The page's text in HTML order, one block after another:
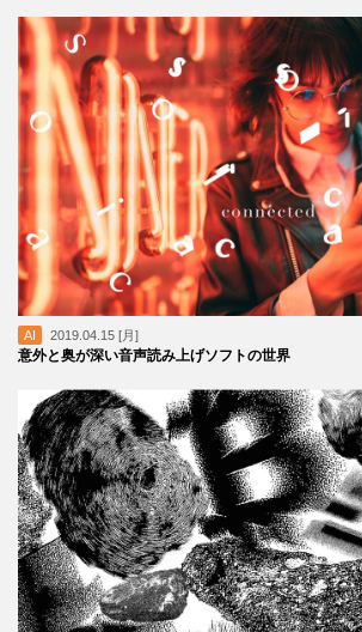
AI 2019.04.15 [月]
意外と奥が深い音声読み上げソフトの世界